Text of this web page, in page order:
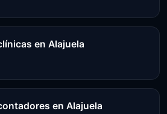
en Alajuela
en Alajuela